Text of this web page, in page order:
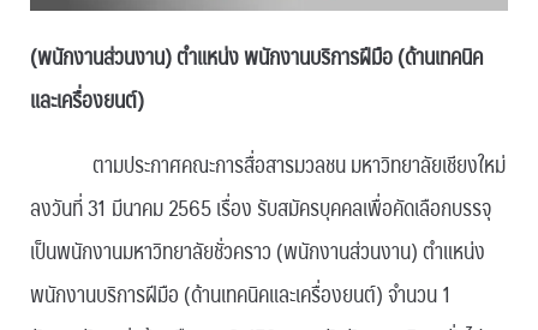
(พนักงานส่วนงาน) ตำแหน่ง พนักงานบริการฝีมือ (ด้านเทคนิค
และเครื่องยนต์)
ตามประกาศคณะการสื่อสารมวลชน มหาวิทยาลัยเชียงใหม่
ลงวันที่ 31 มีนาคม 2565 เรื่อง รับสมัครบุคคลเพื่อคัดเลือกบรรจุ
เป็นพนักงานมหาวิทยาลัยชั่วคราว (พนักงานส่วนงาน) ตำแหน่ง
พนักงานบริการฝีมือ (ด้านเทคนิคและเครื่องยนต์) จำนวน 1